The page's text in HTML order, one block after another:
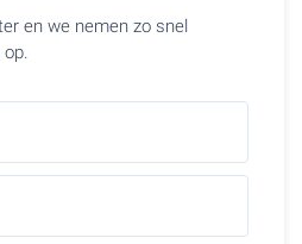
en we nemen zo snel